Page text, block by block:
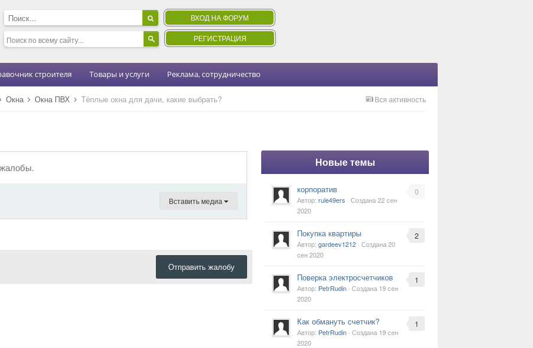
ВХОД НА ФОРУМ
РЕГИСТРАЦИЯ
строителя Товары и услуги Реклама, сотрудничество
Вся активность
Окна Окна ПВХ Тёплые окна для дачи, какие выбрать?
Вставить медиа
Отправить жалобу
Новые темы
0
корпоратив
Автор: rule49ers · Создана22 сен
2020
2
Покупка квартиры
Автор: gardeev1212 · Создана20
сен 2020
1
Поверка электросчетчиков
Автор: PetrRudin · Создана 19 сен
2020
1
Как обмануть счетчик?
Автор: PetrRudin · Создана 19 сен
2020